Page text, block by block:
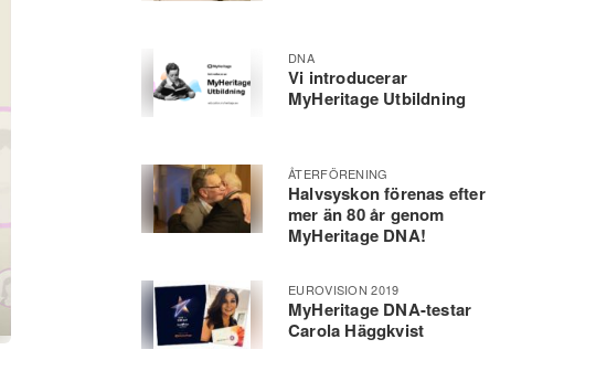
DNA
Vi introducerar
MyHeritage Utbildning
ÅTERFÖRENING
Halvsyskon förenas efter
mer än 80 år genom
MyHeritage DNA!
EUROVISION 2019
MyHeritage DNA-testar
Carola Häggkvist